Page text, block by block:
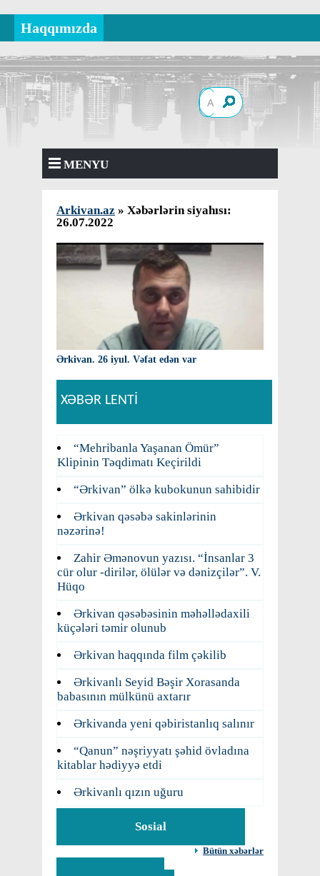
Haqqımızda
MENYU
Arkivan.az » Xəbərlərin siyahısı:
26.07.2022
Ərkivan. 26 iyul. Vəfat edən var
XƏBƏR LENTİ
“Mehribanla Yaşanan Ömür”
Klipinin Təqdimatı Keçirildi
“Ərkivan” ölkə kubokunun sahibidir
Ərkivan qəsəbə sakinlərinin
nəzərinə!
Zahir Əmənovun yazısı. “İnsanlar 3
cür olur -dirilər, ölülər və dənizçilər”. V.
Hüqo
Ərkivan qəsəbəsinin məhəllədaxili
küçələri təmir olunub
Ərkivan haqqında film çəkilib
Ərkivanlı Seyid Bəşir Xorasanda
babasının mülkünü axtarır
Ərkivanda yeni qəbiristanlıq salınır
“Qanun” nəşriyyatı şəhid övladına
kitablar hədiyyə etdi
Ərkivanlı qızın uğuru
Sosial
Bütün xəbərlər